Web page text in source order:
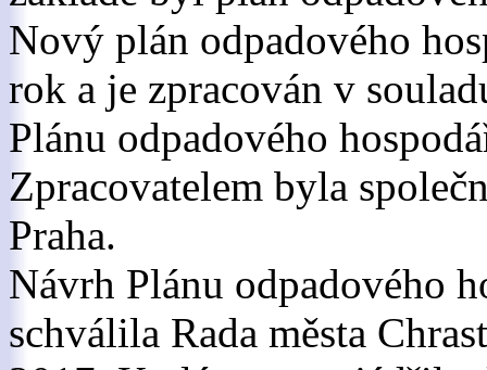
Nový plán odpadového
rok a je zpracován v
Plánu odpadového
Zpracovatelem byla
Praha.
Návrh Plánu odpadového
schválila Rada města